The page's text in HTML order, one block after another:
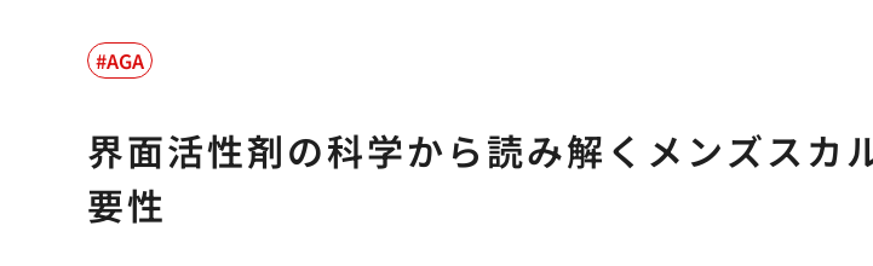
AGA
界面活性剤の科学から読み解くメンズスカ
要性